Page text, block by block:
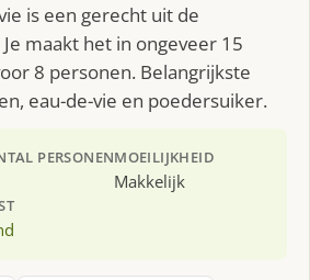
is een gerecht uit de
maakt het in ongeveer 15
8 personen. Belangrijkste
eau-de-vie en poedersuiker.
PERSONENMOEILIJKHEID
Makkelijk